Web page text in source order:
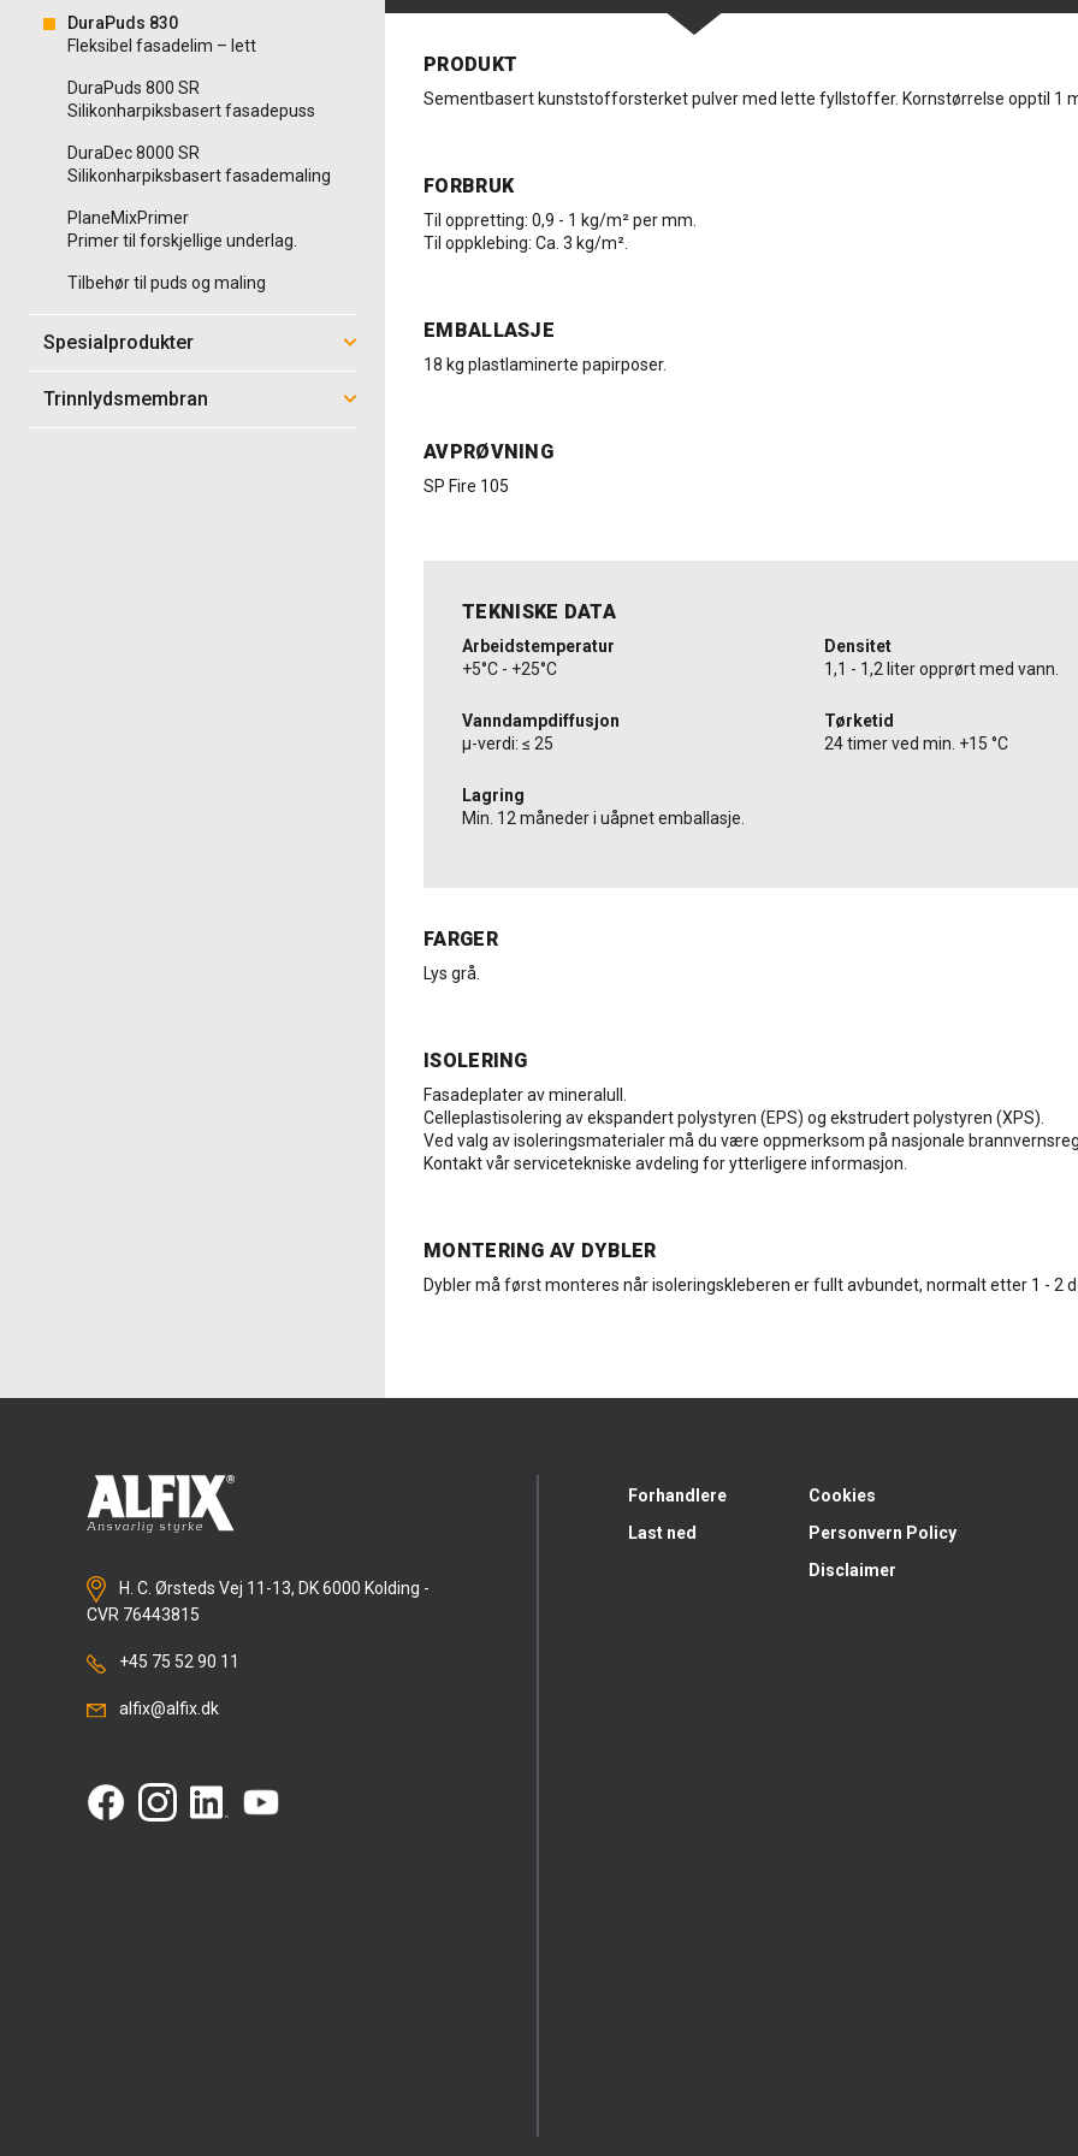
DuraPuds 830
Fleksibel fasadelim – lett
DuraPuds 800 SR
Silikonharpiksbasert fasadepuss
DuraDec 8000 SR
Silikonharpiksbasert fasademaling
PlaneMixPrimer
Primer til forskjellige underlag.
Tilbehør til puds og maling
Spesialprodukter
Trinnlydsmembran
PRODUKT
Sementbasert kunststofforsterket pulver med lette fyllstoffer. Kornstørrelse opptil 1
FORBRUK
Til oppretting: 0,9 - 1 kg/m² per mm.
Til oppklebing: Ca. 3 kg/m².
EMBALLASJE
18 kg plastlaminerte papirposer.
AVPRØVNING
SP Fire 105
TEKNISKE DATA
Arbeidstemperatur
+5°C - +25°C
Densitet
1,1 - 1,2 liter opprørt med vann.
Vanndampdiffusjon
µ-verdi: ≤ 25
Tørketid
24 timer ved min. +15 °C
Lagring
Min. 12 måneder i uåpnet emballasje.
FARGER
Lys grå.
ISOLERING
Fasadeplater av mineralull.
Celleplastisolering av ekspandert polystyren (EPS) og ekstrudert polystyren (XPS).
Ved valg av isoleringsmaterialer må du være oppmerksom på nasjonale
Kontakt vår servicetekniske avdeling for ytterligere informasjon.
MONTERING AV DYBLER
Dybler må først monteres når isoleringskleberen er fullt avbundet, normalt etter 1 - 2
H. C. Ørsteds Vej 11-13, DK 6000 Kolding -
CVR 76443815
+45 75 52 90 11
alfix@alfix.dk
Forhandlere
Last ned
Cookies
Personvern Policy
Disclaimer